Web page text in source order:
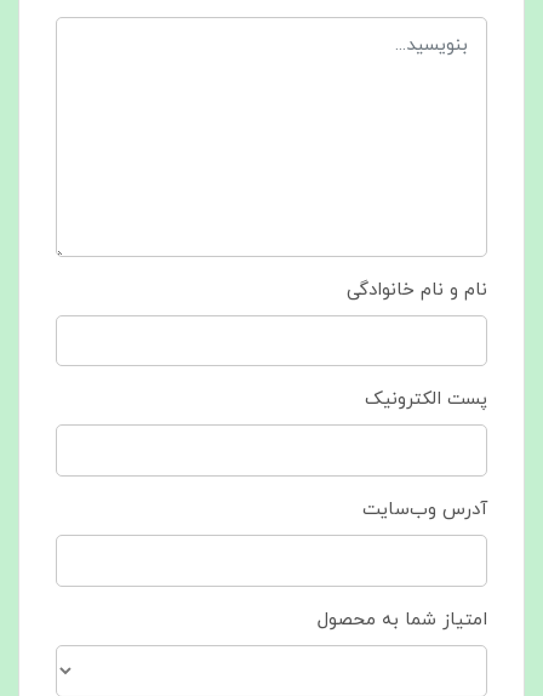
نام و نام خانوادگی
پست الکترونیک
آدرس وب‌سایت
امتیاز شما به محصول